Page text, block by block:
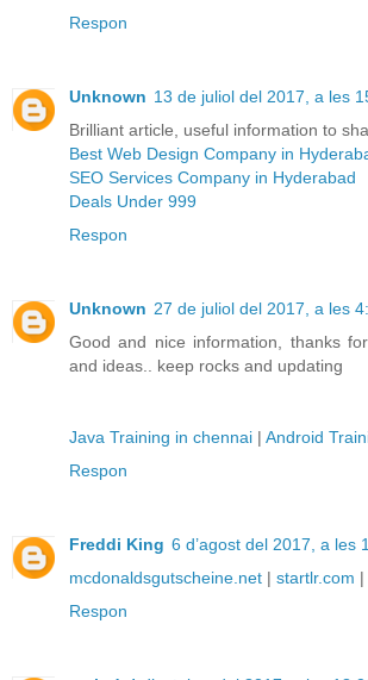
Respon
Unknown 13 de juliol del 2017, a les
Brilliant article, useful information to
Best Web Design Company in
SEO Services Company in Hyderabad
Deals Under 999
Respon
Unknown 27 de juliol del 2017, a les
Good and nice information, thanks
and ideas.. keep rocks and updating
Java Training in chennai | Android
Respon
Freddi King 6 d’agost del 2017, a les
mcdonaldsgutscheine.net | startlr.com |
Respon